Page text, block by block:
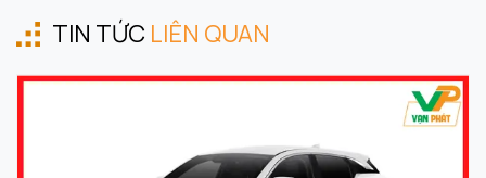
TIN TỨC LIÊN QUAN